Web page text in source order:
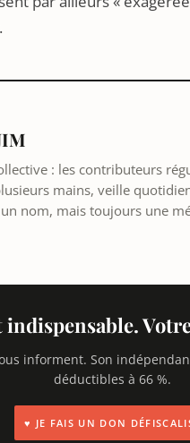
: les contributeurs
mains, veille
nom, mais toujours une
informent. Son
déductibles à 66 %.
♥ JE FAIS UN DON